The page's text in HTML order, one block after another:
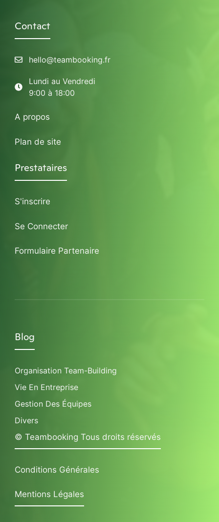
Contact
hello@teambooking.fr
Lundi au Vendredi
9:00 à 18:00
A propos
Plan de site
Prestataires
S'inscrire
Se Connecter
Formulaire Partenaire
Blog
Organisation Team-Building
Vie En Entreprise
Gestion Des Équipes
Divers
© Teambooking Tous droits réservés
Conditions Générales
Mentions Légales